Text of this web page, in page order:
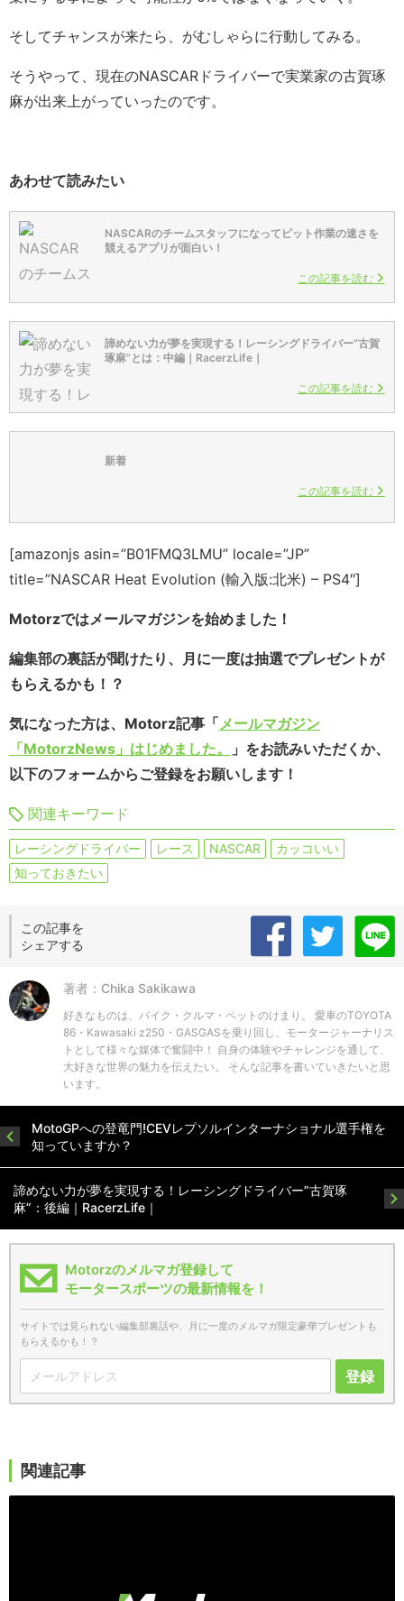
そしてチャンスが来たら、がむしゃらに行動してみる。
そうやって、現在のNASCARドライバーで実業家の古賀琢
麻が出来上がっていったのです。
あわせて読みたい
NASCARのチームスタッフになってピット作業の速さを
競えるアプリが面白い！
この記事を読む
諦めない力が夢を実現する！レーシングドライバー”古賀
琢麻”とは：中編｜RacerzLife｜
この記事を読む
新着
この記事を読む
[amazonjs asin=”B01FMQ3LMU” locale=”JP”
title=”NASCAR Heat Evolution (輸入版:北米) – PS4″]
Motorzではメールマガジンを始めました！
編集部の裏話が聞けたり、月に一度は抽選でプレゼントが
もらえるかも！？
気になった方は、Motorz記事「メールマガジン
「MotorzNews」はじめました。
」をお読みいただくか、
以下のフォームからご登録をお願いします！
関連キーワード
レーシングドライバー レース NASCAR
カッコいい
知っておきたい
この記事を
シェアする
著者：Chika Sakikawa
好きなものは、バイク・クルマ・ペットのけまり。 愛車のTOYOTA
86・Kawasaki z250・GASGASを乗り回し、モータージャーナリス
トとして様々な媒体で奮闘中！ 自身の体験やチャレンジを通して、
大好きな世界の魅力を伝えたい。 そんな記事を書いていきたいと思
います。
MotoGPへの登竜門!CEVレプソルインターナショナル選手権を
知っていますか？
諦めない力が夢を実現する！レーシングドライバー”古賀琢
麻”：後編｜RacerzLife｜
Motorzのメルマガ登録して
モータースポーツの最新情報を！
サイトでは見られない編集部裏話や、月に一度のメルマガ限定豪華プレゼントも
もらえるかも！？
登録
関連記事